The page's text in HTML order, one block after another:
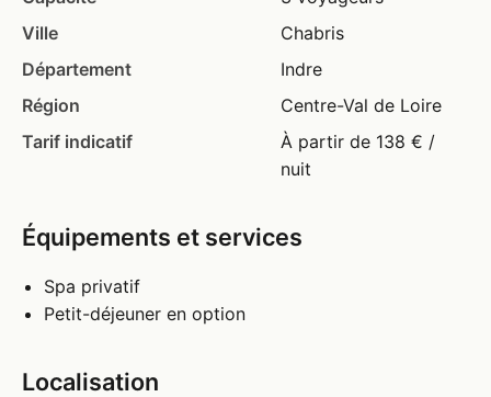
Ville
Chabris
Département
Indre
Région
Centre-Val de Loire
Tarif indicatif
À partir de 138 € /
nuit
Équipements et services
Spa privatif
Petit-déjeuner en option
Localisation